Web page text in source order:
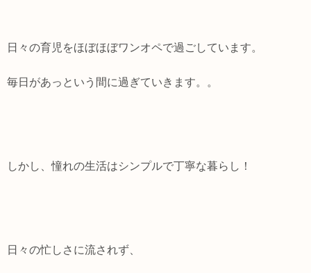
日々の育児をほぼほぼワンオペで過ごしています。
毎日があっという間に過ぎていきます。。
しかし、憧れの生活はシンプルで丁寧な暮らし！
日々の忙しさに流されず、